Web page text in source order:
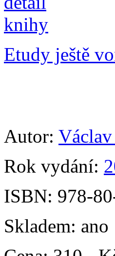
Etudy ještě
Autor:
Rok vydání:
ISBN: 978-
Skladem: ano